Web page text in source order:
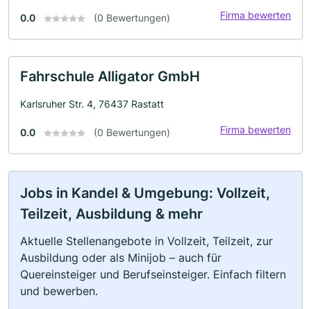
0.0 (0 Bewertungen) Firma bewerten
Fahrschule Alligator GmbH
Karlsruher Str. 4, 76437 Rastatt
0.0 (0 Bewertungen) Firma bewerten
Jobs in Kandel & Umgebung: Vollzeit,
Teilzeit, Ausbildung & mehr
Aktuelle Stellenangebote in Vollzeit, Teilzeit, zur
Ausbildung oder als Minijob – auch für
Quereinsteiger und Berufseinsteiger. Einfach filtern
und bewerben.